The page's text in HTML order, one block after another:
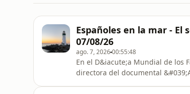
Españoles en la mar - El
07/08/26
ago. 7, 202600:55:48
En el D&iacute;a Mundial de los
directora del documental